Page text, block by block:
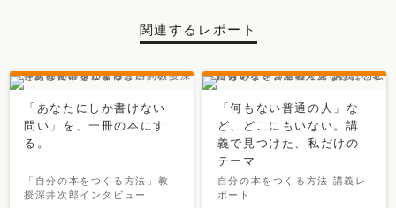
関連するレポート
「あなたにしか書けない
問い」を、一冊の本にす
る。
「自分の本をつくる方法」教
授深井次郎インタビュー
「何もない普通の人」な
ど、どこにもいない。講
義で見つけた、私だけの
テーマ
自分の本をつくる方法 講義レ
ポート